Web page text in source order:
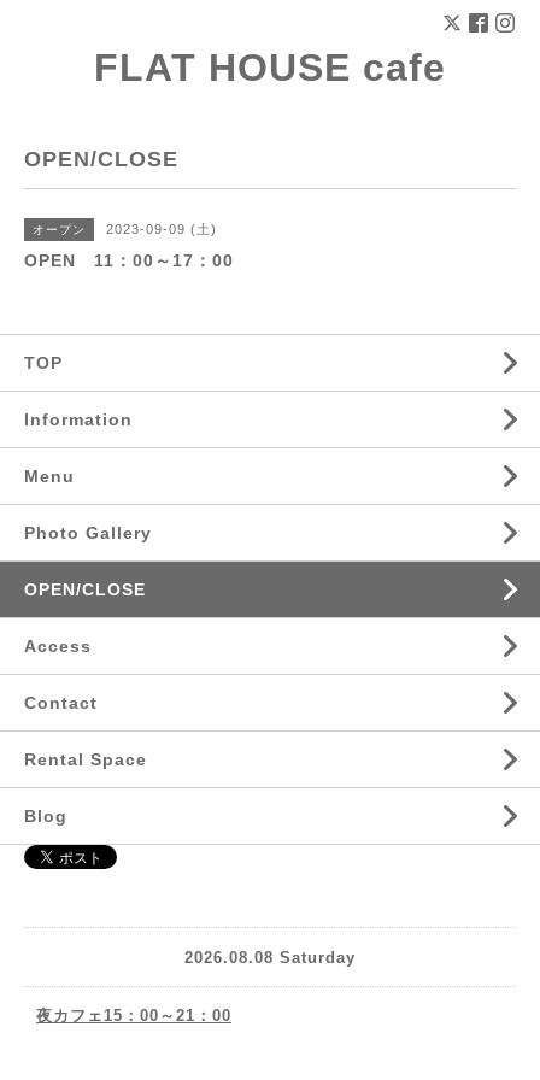
FLAT HOUSE cafe
OPEN/CLOSE
オープン 2023-09-09 (土)
OPEN 11：00～17：00
TOP
Information
Menu
Photo Gallery
OPEN/CLOSE
Access
Contact
Rental Space
Blog
2026.08.08 Saturday
夜カフェ15：00～21：00